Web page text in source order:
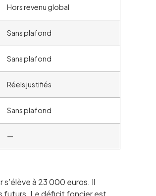
Hors revenu global
Sans plafond
Sans plafond
Réels justifiés
Sans plafond
—
à 23 000 euros. Il
futurs. Le déficit foncier est